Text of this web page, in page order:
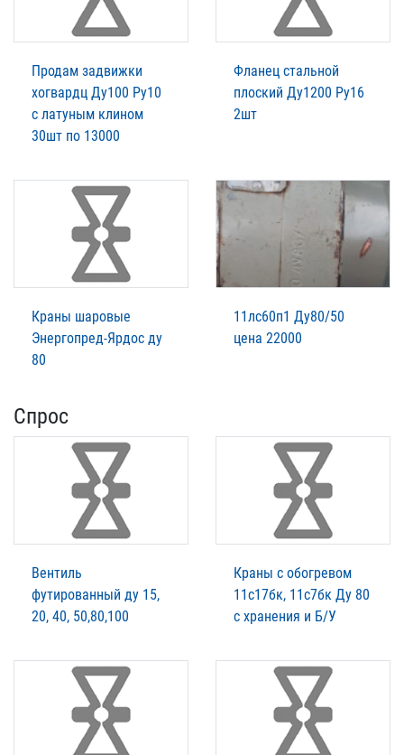
Продам задвижки
хогвардц Ду100 Ру10
с латуным клином
30шт по 13000
Фланец стальной
плоский Ду1200 Ру16
2шт
Краны шаровые
Энергопред-Ярдос ду
80
11лс60п1 Ду80/50
цена 22000
Спрос
Вентиль
футированный ду 15,
20, 40, 50,80,100
Краны с обогревом
11с17бк, 11с7бк Ду 80
с хранения и Б/У